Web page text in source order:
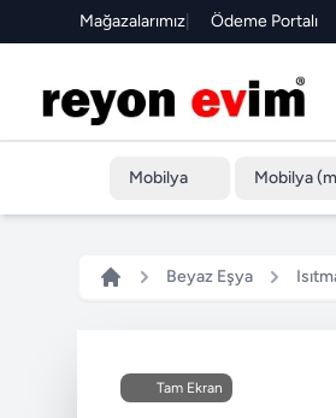
Mağazalarımız| Ödeme Portalı
Mobilya Mobilya
Beyaz Eşya
Tam Ekran